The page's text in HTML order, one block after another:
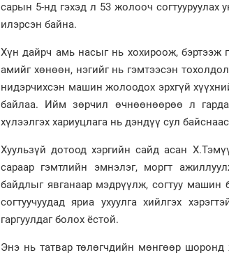
сарын 5-нд гэхэд л 53 жолооч согтууруулах
илэрсэн байна.
Хүн дайрч амь насыг нь хохироож, бэртээж
амийг хөнөөн, нэгийг нь гэмтээсэн
нидэрчихсэн машин жолоодох эрхгүй
байлаа. Ийм зөрчил өчнөөнөөрөө л
хүлээлгэх хариуцлага нь дэндүү сул
Хуульзүй дотоод хэргийн сайд асан
сараар гэмтлийн эмнэлэг, моргт
байдлыг явганаар мэдрүүлж, согтуу машин
согтуучуудад яриа ухуулга хийлгэх
гаргуулдаг болох ёстой.
Энэ нь татвар төлөгчдийн мөнгөөр